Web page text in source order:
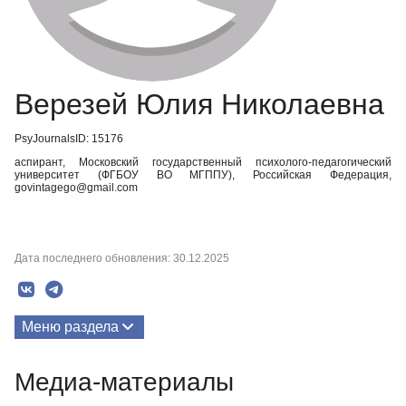
Верезей Юлия Николаевна
PsyJournalsID: 15176
аспирант, Московский государственный психолого-педагогический
университет (ФГБОУ ВО МГППУ), Российская Федерация,
govintagego@gmail.com
Дата последнего обновления: 30.12.2025
Меню раздела
Биография
Медиа-материалы